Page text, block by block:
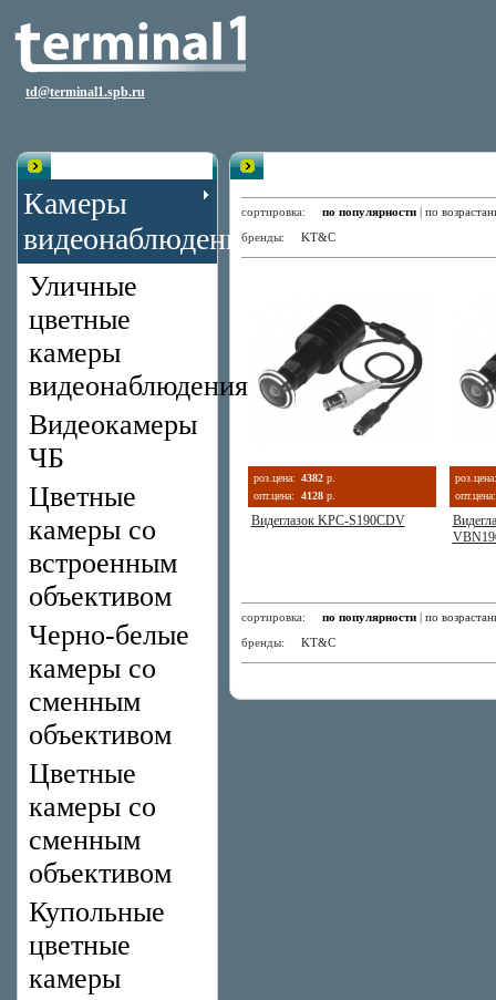
td@terminal1.spb.ru
Камеры
видеонаблюдения
Уличные
цветные
камеры
видеонаблюдения
Видеокамеры
ЧБ
Цветные
камеры со
встроенным
объективом
Черно-белые
камеры со
сменным
объективом
Цветные
камеры со
сменным
объективом
Купольные
цветные
камеры
сортировка: по популярности | по
бренды: KT&C
роз.цена: 4382 р.
опт.цена:
4128 р.
Видеглазок KPC-S190CDV
роз.цена:
опт.цена:
сортировка: по популярности | по
бренды: KT&C